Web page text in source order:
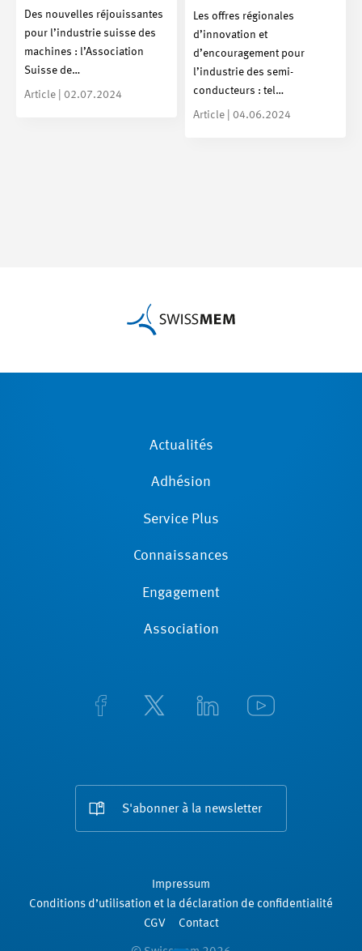
Des nouvelles réjouissantes
pour l’industrie suisse des
machines : l’Association
Suisse de…
Article | 02.07.2024
Les offres régionales
d’innovation et
d’encouragement pour
l’industrie des semi-
conducteurs : tel…
Article | 04.06.2024
Actualités
Adhésion
Service Plus
Connaissances
Engagement
Association
S'abonner à la newsletter
Impressum
Conditions d’utilisation et la déclaration de confidentialité
CGV
Contact